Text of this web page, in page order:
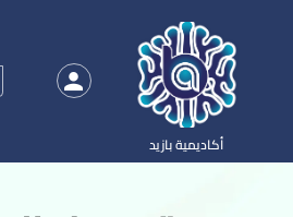
أكاديمية بازيد